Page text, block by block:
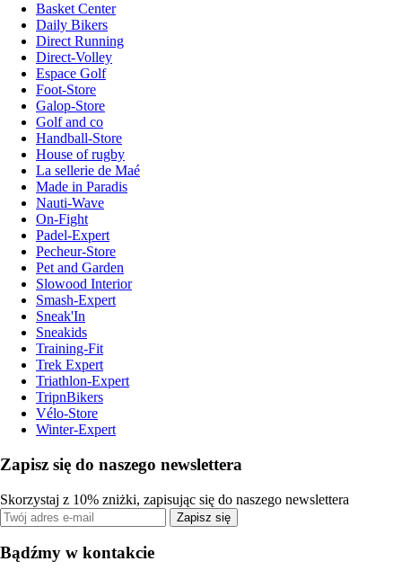
Basket Center
Daily Bikers
Direct Running
Direct-Volley
Espace Golf
Foot-Store
Galop-Store
Golf and co
Handball-Store
House of rugby
La sellerie de Maé
Made in Paradis
Nauti-Wave
On-Fight
Padel-Expert
Pecheur-Store
Pet and Garden
Slowood Interior
Smash-Expert
Sneak'In
Sneakids
Training-Fit
Trek Expert
Triathlon-Expert
TripnBikers
Vélo-Store
Winter-Expert
Zapisz się do naszego newslettera
Skorzystaj z 10% zniżki, zapisując się do naszego newslettera
Zapisz się
Bądźmy w kontakcie